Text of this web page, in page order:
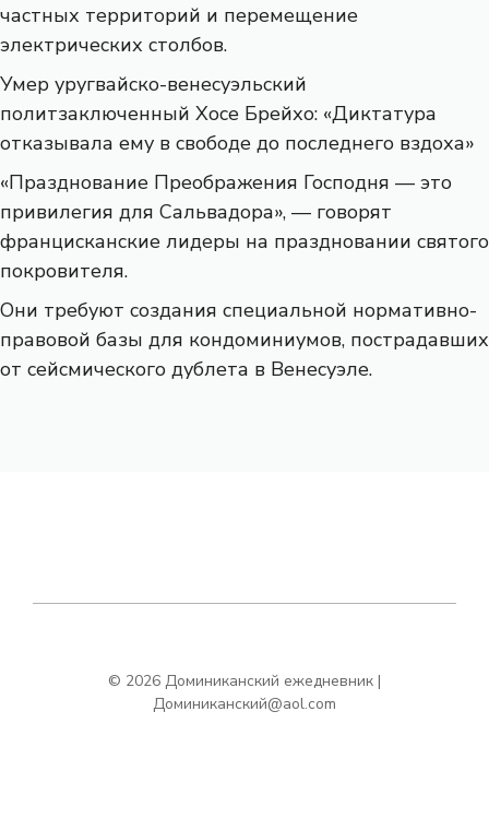
частных территорий и перемещение
электрических столбов.
Умер уругвайско-венесуэльский
политзаключенный Хосе Брейхо: «Диктатура
отказывала ему в свободе до последнего вздоха»
«Празднование Преображения Господня — это
привилегия для Сальвадора», — говорят
францисканские лидеры на праздновании святого
покровителя.
Они требуют создания специальной нормативно-
правовой базы для кондоминиумов, пострадавших
от сейсмического дублета в Венесуэле.
© 2026 Доминиканский ежедневник |
Доминиканский@aol.com